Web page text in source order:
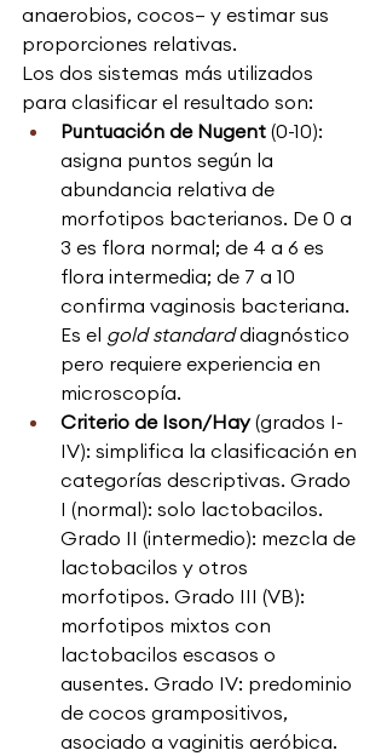
anaerobios, cocos— y estimar sus
proporciones relativas.
Los dos sistemas más utilizados
para clasificar el resultado son:
Puntuación de Nugent (0-10):
asigna puntos según la
abundancia relativa de
morfotipos bacterianos. De 0 a
3 es flora normal; de 4 a 6 es
flora intermedia; de 7 a 10
confirma vaginosis bacteriana.
Es el gold standard diagnóstico
pero requiere experiencia en
microscopía.
Criterio de Ison/Hay (grados I-
IV): simplifica la clasificación en
categorías descriptivas. Grado
I (normal): solo lactobacilos.
Grado II (intermedio): mezcla de
lactobacilos y otros
morfotipos. Grado III (VB):
morfotipos mixtos con
lactobacilos escasos o
ausentes. Grado IV: predominio
de cocos grampositivos,
asociado a vaginitis aeróbica.